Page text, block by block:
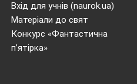
Вхід для учнів (naurok.ua)
Матеріали до свят
Конкурс «Фантастична
п’ятірка»